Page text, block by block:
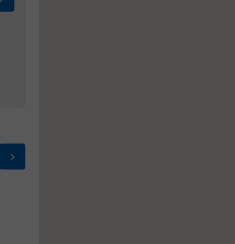
Zoeken